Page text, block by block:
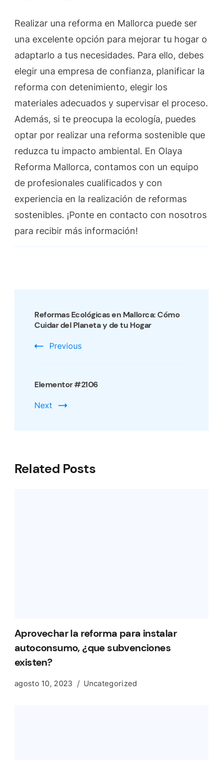
Realizar una reforma en Mallorca puede ser
una excelente opción para mejorar tu hogar o
adaptarlo a tus necesidades. Para ello, debes
elegir una empresa de confianza, planificar la
reforma con detenimiento, elegir los
materiales adecuados y supervisar el proceso.
Además, si te preocupa la ecología, puedes
optar por realizar una reforma sostenible que
reduzca tu impacto ambiental. En Olaya
Reforma Mallorca, contamos con un equipo
de profesionales cualificados y con
experiencia en la realización de reformas
sostenibles. ¡Ponte en contacto con nosotros
para recibir más información!
Navigation
Reformas Ecológicas en Mallorca: Cómo
Cuidar del Planeta y de tu Hogar
Previous
Elementor #2106
Next
Related Posts
Aprovechar la reforma para instalar
autoconsumo, ¿que subvenciones
existen?
agosto 10, 2023 Uncategorized